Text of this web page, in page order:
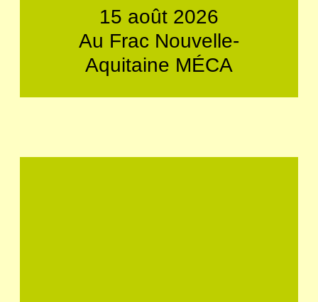
15 août 2026
Au Frac Nouvelle-
Aquitaine MÉCA